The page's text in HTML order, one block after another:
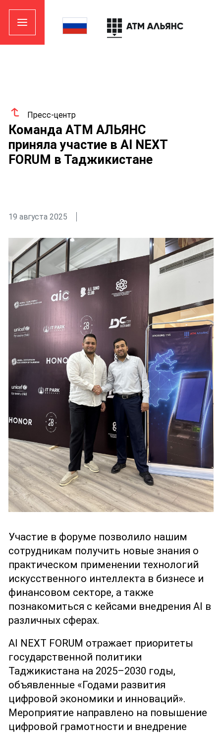
Пресс-центр
Команда АТМ АЛЬЯНС
приняла участие в AI NEXT
FORUM в Таджикистане
19 августа 2025
Участие в форуме позволило нашим
сотрудникам получить новые знания о
практическом применении технологий
искусственного интеллекта в бизнесе и
финансовом секторе, а также
познакомиться с кейсами внедрения AI в
различных сферах.
AI NEXT FORUM отражает приоритеты
государственной политики
Таджикистана на 2025–2030 годы,
объявленные «Годами развития
цифровой экономики и инноваций».
Мероприятие направлено на повышение
цифровой грамотности и внедрение